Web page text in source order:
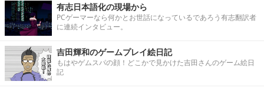
有志日本語化の現場から
PCゲーマーなら何かとお世話になっているであろう有志翻訳者
に連続インタビュー。
吉田輝和のゲームプレイ絵日記
もはやゲムスパの顔！どこかで見かけた吉田さんのゲーム絵日
記